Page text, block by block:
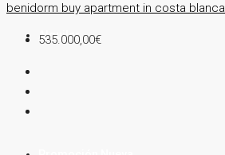
Alquiler
benidorm buy apartment in costa blanca
535.000,00€